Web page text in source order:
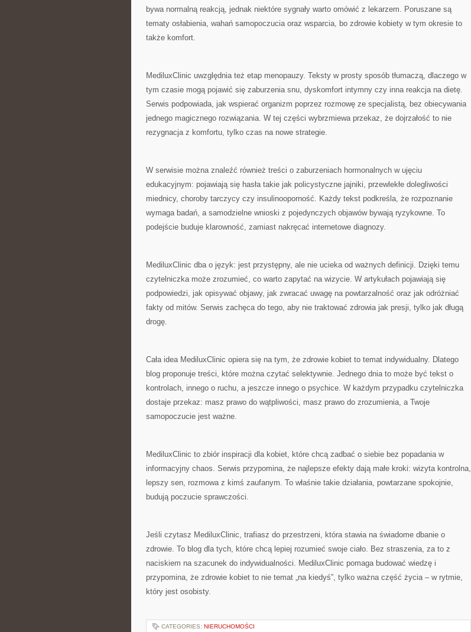
bywa normalną reakcją, jednak niektóre sygnały warto omówić z lekarzem. Poruszane są
tematy osłabienia, wahań samopoczucia oraz wsparcia, bo zdrowie kobiety w tym okresie to
także komfort.
MediluxClinic uwzględnia też etap menopauzy. Teksty w prosty sposób tłumaczą, dlaczego w
tym czasie mogą pojawić się zaburzenia snu, dyskomfort intymny czy inna reakcja na dietę.
Serwis podpowiada, jak wspierać organizm poprzez rozmowę ze specjalistą, bez obiecywania
jednego magicznego rozwiązania. W tej części wybrzmiewa przekaz, że dojrzałość to nie
rezygnacja z komfortu, tylko czas na nowe strategie.
W serwisie można znaleźć również treści o zaburzeniach hormonalnych w ujęciu
edukacyjnym: pojawiają się hasła takie jak policystyczne jajniki, przewlekłe dolegliwości
miednicy, choroby tarczycy czy insulinooporność. Każdy tekst podkreśla, że rozpoznanie
wymaga badań, a samodzielne wnioski z pojedynczych objawów bywają ryzykowne. To
podejście buduje klarowność, zamiast nakręcać internetowe diagnozy.
MediluxClinic dba o język: jest przystępny, ale nie ucieka od ważnych definicji. Dzięki temu
czytelniczka może zrozumieć, co warto zapytać na wizycie. W artykułach pojawiają się
podpowiedzi, jak opisywać objawy, jak zwracać uwagę na powtarzalność oraz jak odróżniać
fakty od mitów. Serwis zachęca do tego, aby nie traktować zdrowia jak presji, tylko jak długą
drogę.
Cała idea MediluxClinic opiera się na tym, że zdrowie kobiet to temat indywidualny. Dlatego
blog proponuje treści, które można czytać selektywnie. Jednego dnia to może być tekst o
kontrolach, innego o ruchu, a jeszcze innego o psychice. W każdym przypadku czytelniczka
dostaje przekaz: masz prawo do wątpliwości, masz prawo do zrozumienia, a Twoje
samopoczucie jest ważne.
MediluxClinic to zbiór inspiracji dla kobiet, które chcą zadbać o siebie bez popadania w
informacyjny chaos. Serwis przypomina, że najlepsze efekty dają małe kroki: wizyta kontrolna,
lepszy sen, rozmowa z kimś zaufanym. To właśnie takie działania, powtarzane spokojnie,
budują poczucie sprawczości.
Jeśli czytasz MediluxClinic, trafiasz do przestrzeni, która stawia na świadome dbanie o
zdrowie. To blog dla tych, które chcą lepiej rozumieć swoje ciało. Bez straszenia, za to z
naciskiem na szacunek do indywidualności. MediluxClinic pomaga budować wiedzę i
przypomina, że zdrowie kobiet to nie temat „na kiedyś”, tylko ważna część życia – w rytmie,
który jest osobisty.
CATEGORIES: NIERUCHOMOŚCI